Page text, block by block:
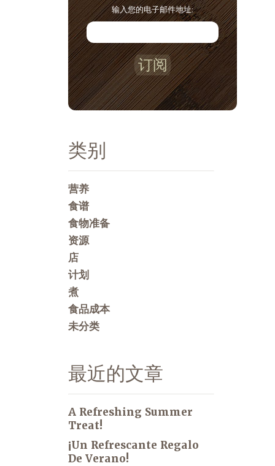
输入您的电子邮件地址:
订阅
类别
营养
食谱
食物准备
资源
店
计划
煮
食品成本
未分类
最近的文章
A Refreshing Summer
Treat!
¡Un Refrescante Regalo
De Verano!